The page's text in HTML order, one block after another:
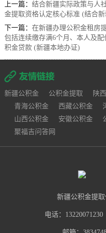
上一篇： 结合新疆实际政策与人
金提取资格认定核心标准 (结合
下一篇： 在新疆办理公积金租房
包括连续缴存满6个月、本人及
积金贷款 (新疆本地办证)
新疆公积金 公积金提取 陕
青海公积金
西藏公积金
山西公积金
安徽公积金
聚福吉问答网
新疆公积金提
电话：13220071230